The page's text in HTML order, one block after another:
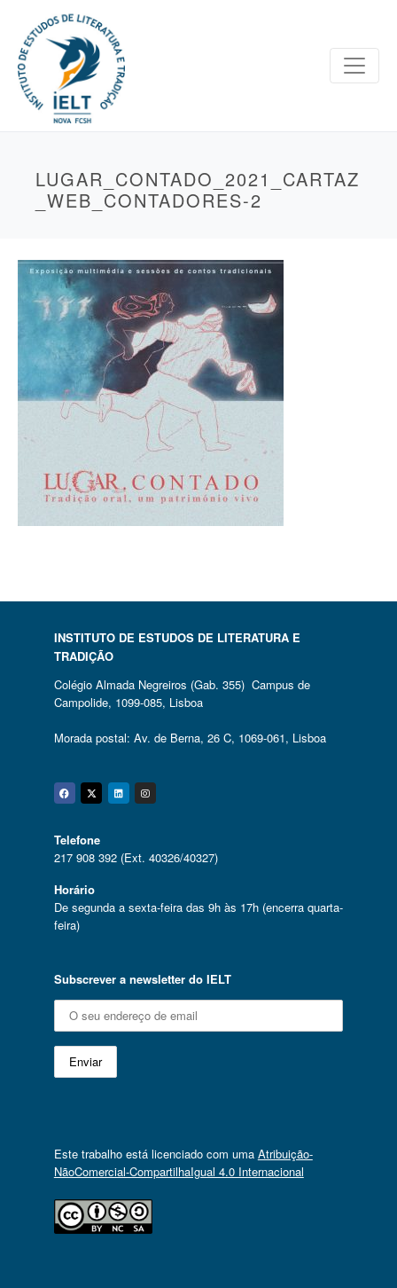
LUGAR_CONTADO_2021_CARTAZ
_WEB_CONTADORES-2
INSTITUTO DE ESTUDOS DE LITERATURA E
TRADIÇÃO
Colégio Almada Negreiros (Gab. 355) Campus de
Campolide, 1099-085, Lisboa
Morada postal: Av. de Berna, 26 C, 1069-061, Lisboa
Facebook
Twitter
Linkedin
Instagram
Telefone
217 908 392 (Ext. 40326/40327)
Horário
De segunda a sexta-feira das 9h às 17h (encerra quarta-
feira)
Subscrever a newsletter do IELT
Este trabalho está licenciado com uma Atribuição-
NãoComercial-CompartilhaIgual 4.0 Internacional